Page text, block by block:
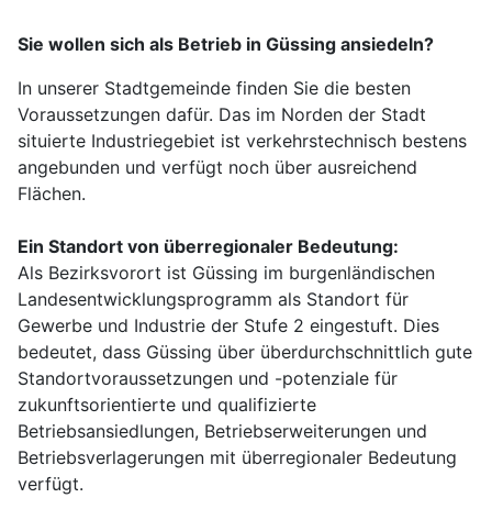
Sie wollen sich als Betrieb in Güssing ansiedeln?
In unserer Stadtgemeinde finden Sie die besten
Voraussetzungen dafür. Das im Norden der Stadt
situierte Industriegebiet ist verkehrstechnisch bestens
angebunden und verfügt noch über ausreichend
Flächen.
Ein Standort von überregionaler Bedeutung:
Als Bezirksvorort ist Güssing im burgenländischen
Landesentwicklungsprogramm als Standort für
Gewerbe und Industrie der Stufe 2 eingestuft. Dies
bedeutet, dass Güssing über überdurchschnittlich gute
Standortvoraussetzungen und -potenziale für
zukunftsorientierte und qualifizierte
Betriebsansiedlungen, Betriebserweiterungen und
Betriebsverlagerungen mit überregionaler Bedeutung
verfügt.